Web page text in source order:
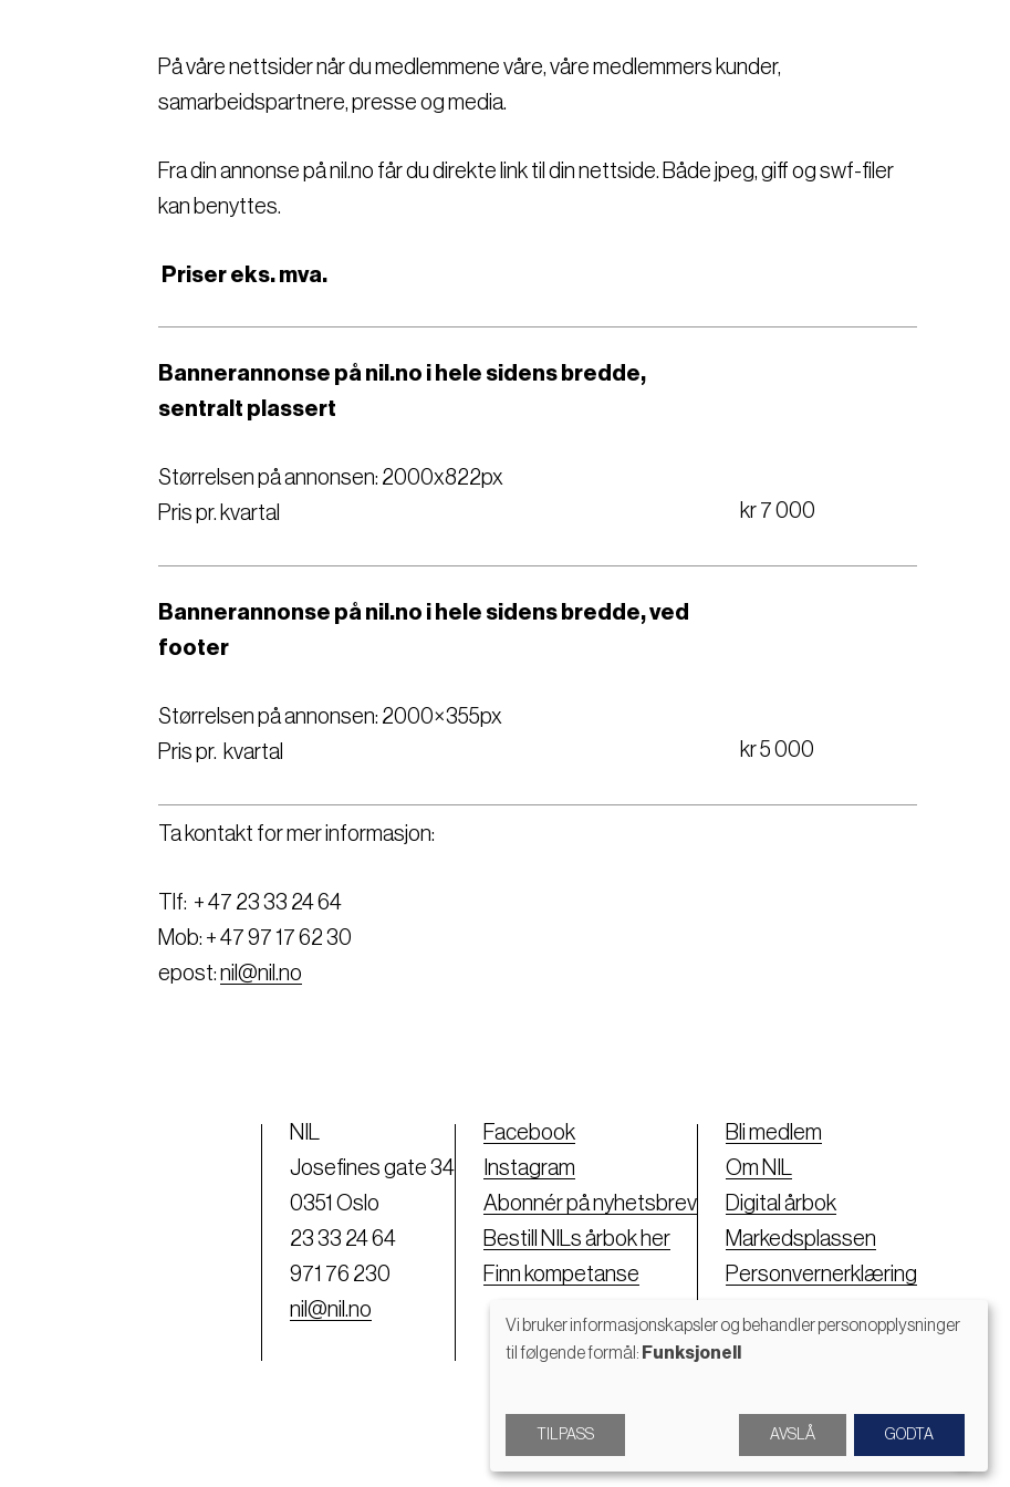
På våre nettsider når du medlemmene våre, våre medlemmers kunder,
samarbeidspartnere, presse og media.
Fra din annonse på nil.no får du direkte link til din nettside. Både jpeg, giff og swf-filer
kan benyttes.
Priser eks. mva.
Bannerannonse på nil.no i hele sidens bredde,
sentralt plassert
Størrelsen på annonsen: 2000x822px
Pris pr. kvartal
kr 7 000
Bannerannonse på nil.no i hele sidens bredde, ved
footer
Størrelsen på annonsen: 2000×355px
Pris pr. kvartal
kr 5 000
Ta kontakt for mer informasjon:
Tlf: + 47 23 33 24 64
Mob: + 47 97 17 62 30
epost: nil@nil.no
NIL
Josefines gate 34
0351 Oslo
23 33 24 64
971 76 230
nil@nil.no
Facebook
Instagram
Abonnér på nyhetsbrev
Bestill NILs årbok her
Finn kompetanse
Bli medlem
Om NIL
Digital årbok
Markedsplassen
Personvernerklæring
Bruk
av
Vi bruker informasjonskapsler og behandler personopplysninger
til følgende formål: Funksjonell
TILPASS AVSLÅ GODTA